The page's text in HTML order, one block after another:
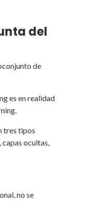
del
de
es en realidad
tres tipos
ocultas,
no se